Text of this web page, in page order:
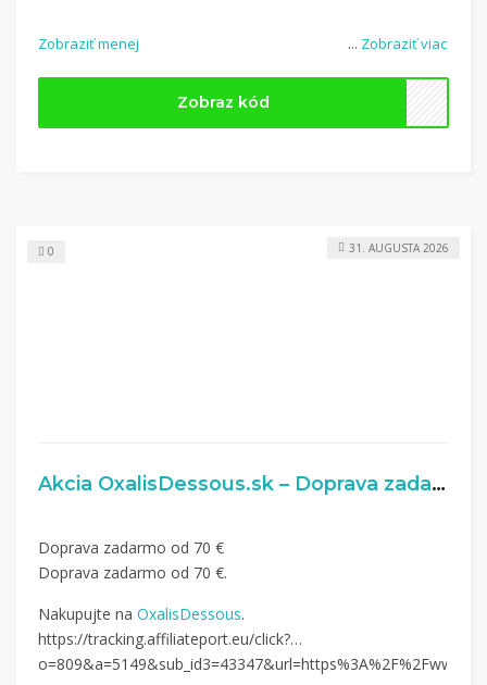
... Zobraziť viac
Zobraziť menej
Zobraz kód
0
Akcia OxalisDessous.sk – Doprava zadarmo od 70 €
Doprava zadarmo od 70 €
Doprava zadarmo od 70 €.
Nakupujte na OxalisDessous.
https://tracking.affiliateport.eu/click?
o=809&a=5149&sub_id3=43347&url=https%3A%2F%2Fwww.
31. AUGUSTA 2026